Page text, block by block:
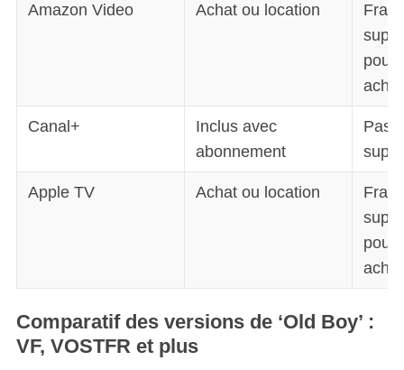
Amazon Video Achat ou location
Frais
pour
achat
Canal+
Inclus avec
abonnement
Pas
Apple TV Achat ou location
Frais
pour
achat
Comparatif des versions de ‘Old Boy’ :
VF, VOSTFR et plus